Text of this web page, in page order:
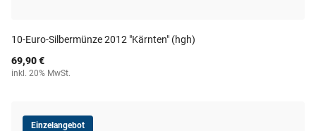
10-Euro-Silbermünze 2012 "Kärnten" (hgh)
69,90 €
inkl. 20% MwSt.
Einzelangebot